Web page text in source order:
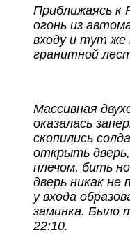
Приближаясь к
огонь из
входу и тут же
гранитной
Массивная
оказалась
скопились
открыть дверь,
плечом, бить
дверь никак не
у входа
заминка. Было
22:10.